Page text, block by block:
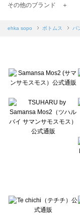
TSUHARU by Samansa
Samansa Mos2 blue（サマ
sō4ū（ソウフォーユー）の
Te chichi（テチチ）のパン
Te chichi CLASSIC（テチチ
Lugnoncure（ルノンキュー
BETTY'S BLUE（べティー
Wpc.（ワールドパーティー
その他のブランド ＋
ehka sopo ボトムス パ